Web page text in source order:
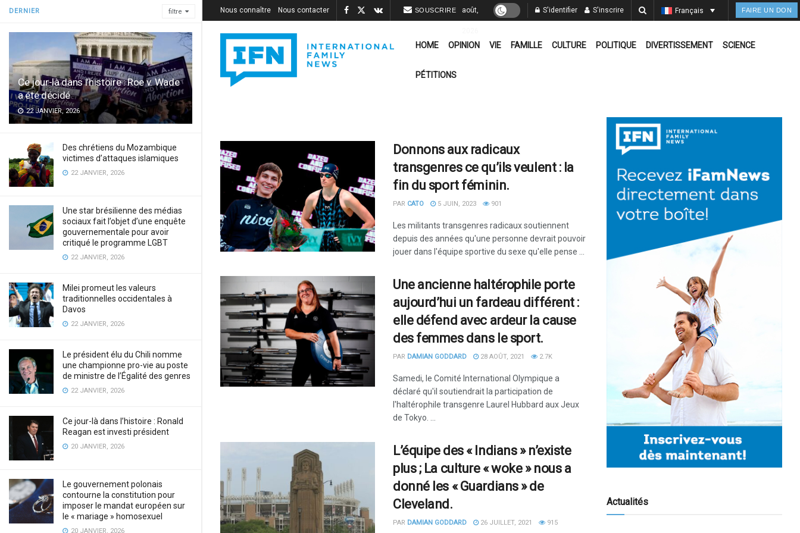
DERNIER filtre
Ce jour-là dans l’histoire : Roe v. Wade
a été décidé
22 JANVIER, 2026
Des chrétiens du Mozambique
victimes d’attaques islamiques
22 JANVIER, 2026
Une star brésilienne des médias
sociaux fait l’objet d’une enquête
gouvernementale pour avoir
critiqué le programme LGBT
22 JANVIER, 2026
Milei promeut les valeurs
traditionnelles occidentales à
Davos
22 JANVIER, 2026
Le président élu du Chili nomme
une championne pro-vie au poste
de ministre de l’Égalité des genres
22 JANVIER, 2026
Ce jour-là dans l’histoire : Ronald
Reagan est investi président
20 JANVIER, 2026
Le gouvernement polonais
contourne la constitution pour
imposer le mandat européen sur
le « mariage » homosexuel
20 JANVIER, 2026
Nous connaître Nous contacter SOUSCRIRE août, S'identifier S'inscrire Français FAIRE UN DON
HOME OPINION VIE FAMILLE CULTURE POLITIQUE DIVERTISSEMENT SCIENCE
PÉTITIONS
Donnons aux radicaux
transgenres ce qu’ils veulent : la
fin du sport féminin.
PAR CATO 5 JUIN, 2023 901
Les militants transgenres radicaux soutiennent
depuis des années qu'une personne devrait pouvoir
jouer dans l'équipe sportive du sexe qu'elle pense ...
Une ancienne haltérophile porte
aujourd’hui un fardeau différent :
elle défend avec ardeur la cause
des femmes dans le sport.
PAR DAMIAN GODDARD 28 AOÛT, 2021 2.7K
Samedi, le Comité International Olympique a
déclaré qu'il soutiendrait la participation de
l'haltérophile transgenre Laurel Hubbard aux Jeux
de Tokyo. ...
L’équipe des « Indians » n’existe
plus ; La culture « woke » nous a
donné les « Guardians » de
Cleveland.
PAR DAMIAN GODDARD 26 JUILLET, 2021 915
Actualités